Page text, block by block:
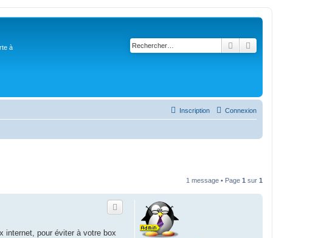
à
Rechercher
Connexion
Inscription
1 message • Page 1 sur 1
internet, pour éviter à votre box